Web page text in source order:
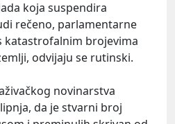
koja suspendira
rečeno, parlamentarne
katastrofalnim brojevima
odvijaju se rutinski.
novinarstva
da je stvarni broj